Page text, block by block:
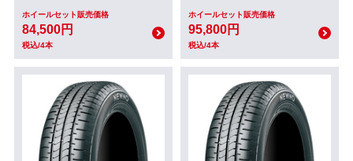
ホイールセット販売価格
84,500円
税込/4本
ホイールセット販売価格
95,800円
税込/4本